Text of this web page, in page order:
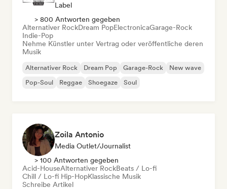
Label
> 800 Antworten gegeben
Alternativer RockDream PopElectronicaGarage-Rock
Indie-Pop
Nehme Künstler unter Vertrag oder veröffentliche deren
Musik
Alternativer Rock Dream Pop Garage-Rock
New wave
Pop-Soul
Reggae Shoegaze Soul
Zoila Antonio
Media Outlet/Journalist
> 100 Antworten gegeben
Acid-HouseAlternativer RockBeats / Lo-fi
Chill / Lo-fi Hip-HopKlassische Musik
Schreibe Artikel